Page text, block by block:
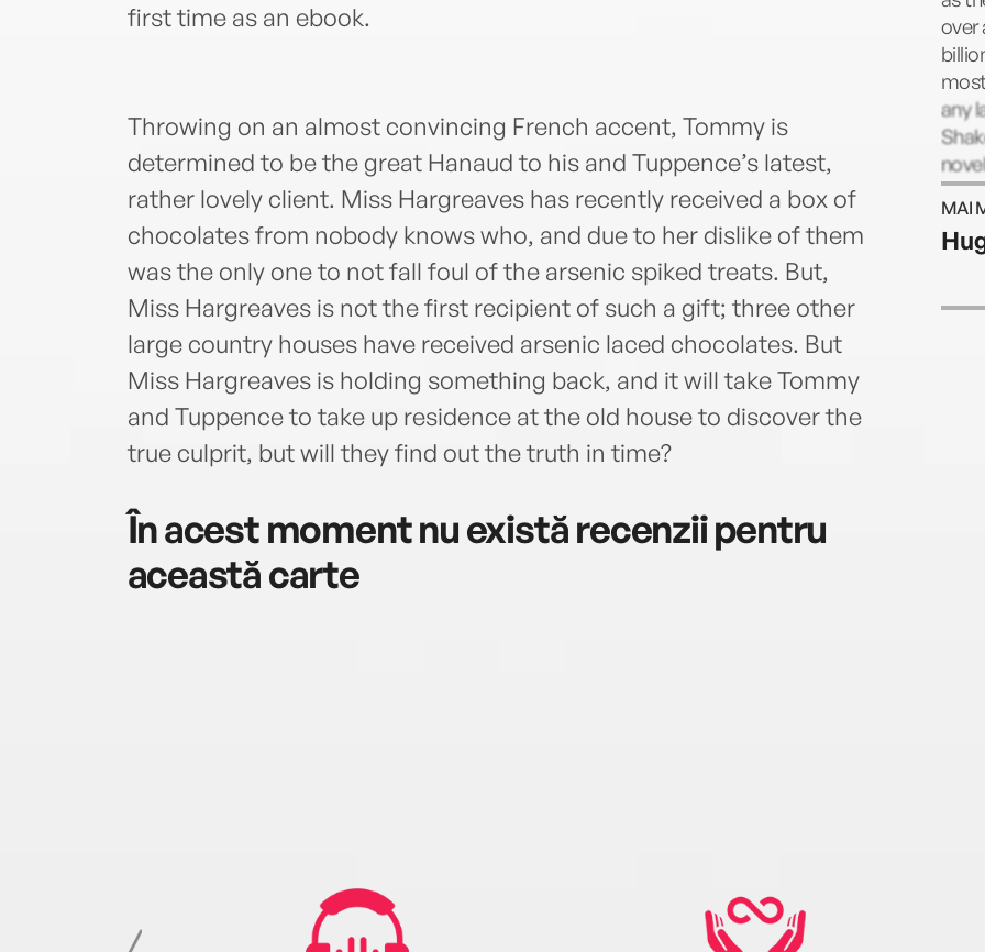
first time as an ebook.
Throwing on an almost convincing French accent, Tommy is
determined to be the great Hanaud to his and Tuppence’s latest,
rather lovely client. Miss Hargreaves has recently received a box of
chocolates from nobody knows who, and due to her dislike of them
was the only one to not fall foul of the arsenic spiked treats. But,
Miss Hargreaves is not the first recipient of such a gift; three other
large country houses have received arsenic laced chocolates. But
Miss Hargreaves is holding something back, and it will take Tommy
and Tuppence to take up residence at the old house to discover the
true culprit, but will they find out the truth in time?
În acest moment nu există recenzii pentru
această carte
over
any
six
MAI